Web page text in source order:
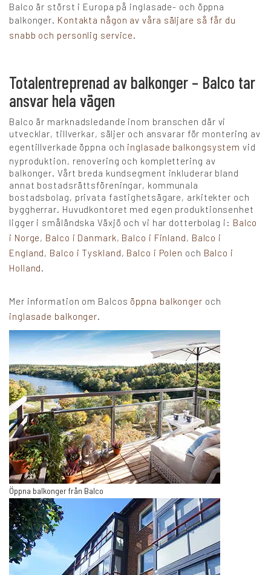
Balco är störst i Europa på inglasade- och öppna
balkonger. Kontakta någon av våra säljare så får du
snabb och personlig service.
Totalentreprenad av balkonger – Balco tar
ansvar hela vägen
Balco är marknadsledande inom branschen där vi
utvecklar, tillverkar, säljer och ansvarar för montering av
egentillverkade öppna och inglasade balkongsystem vid
nyproduktion, renovering och komplettering av
balkonger. Vårt breda kundsegment inkluderar bland
annat bostadsrättsföreningar, kommunala
bostadsbolag, privata fastighetsägare, arkitekter och
byggherrar. Huvudkontoret med egen produktionsenhet
ligger i småländska Växjö och vi har dotterbolag i: Balco
i Norge, Balco i Danmark, Balco i Finland, Balco i
England, Balco i Tyskland, Balco i Polen och Balco i
Holland.
Mer information om Balcos öppna balkonger och
inglasade balkonger.
Öppna balkonger från Balco